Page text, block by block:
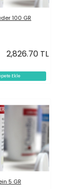
Ekle
100 GR
2,826.70 TL
5 GR